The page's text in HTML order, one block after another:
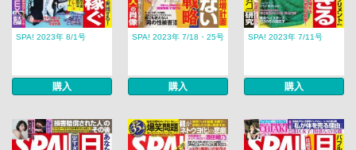
SPA! 2023年 8/1号
購入
SPA! 2023年 7/18・25号
購入
SPA! 2023年 7/11号
購入